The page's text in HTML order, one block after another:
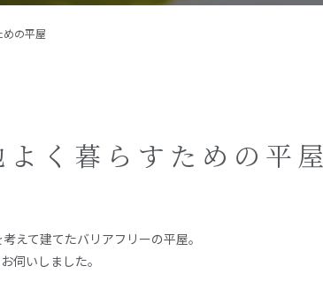
イベント
めの平屋
く暮らすための平屋
えて建てたバリアフリーの平屋。
伺いしました。